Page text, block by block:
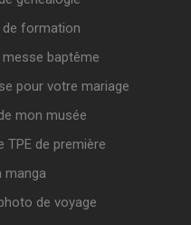
de formation
baptême
pour votre mariage
mon musée
TPE de première
manga
de voyage